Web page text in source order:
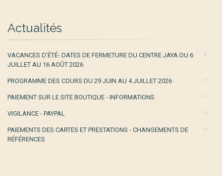
Actualités
VACANCES D’ÉTÉ- DATES DE FERMETURE DU CENTRE JAYA DU 6
JUILLET AU 16 AOÛT 2026
PROGRAMME DES COURS DU 29 JUIN AU 4 JUILLET 2026
PAIEMENT SUR LE SITE BOUTIQUE - INFORMATIONS
VIGILANCE - PAYPAL
PAIEMENTS DES CARTES ET PRESTATIONS - CHANGEMENTS DE
RÉFÉRENCES